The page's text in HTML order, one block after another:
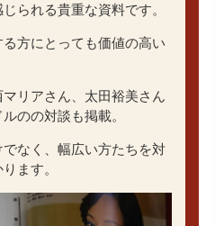
られる貴重な資料です。
方にとっても価値の高い
リアさん、太田裕美さん
のの対談も掲載。
なく、幅広い方たちを対
ます。